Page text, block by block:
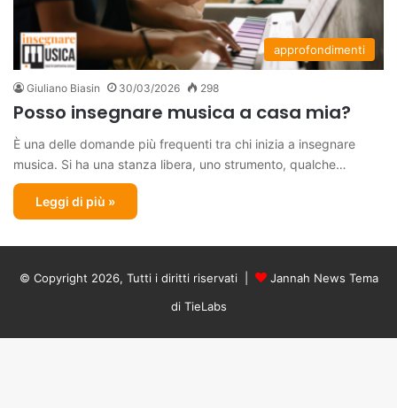
approfondimenti
Giuliano Biasin 30/03/2026 298
Posso insegnare musica a casa mia?
È una delle domande più frequenti tra chi inizia a insegnare
musica. Si ha una stanza libera, uno strumento, qualche…
Leggi di più »
© Copyright 2026, Tutti i diritti riservati |
Jannah News Tema
di TieLabs